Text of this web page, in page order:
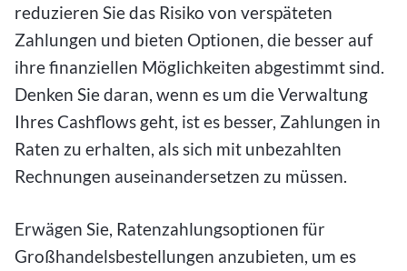
reduzieren Sie das Risiko von verspäteten
Zahlungen und bieten Optionen, die besser auf
ihre finanziellen Möglichkeiten abgestimmt sind.
Denken Sie daran, wenn es um die Verwaltung
Ihres Cashflows geht, ist es besser, Zahlungen in
Raten zu erhalten, als sich mit unbezahlten
Rechnungen auseinandersetzen zu müssen.
Erwägen Sie, Ratenzahlungsoptionen für
Großhandelsbestellungen anzubieten, um es